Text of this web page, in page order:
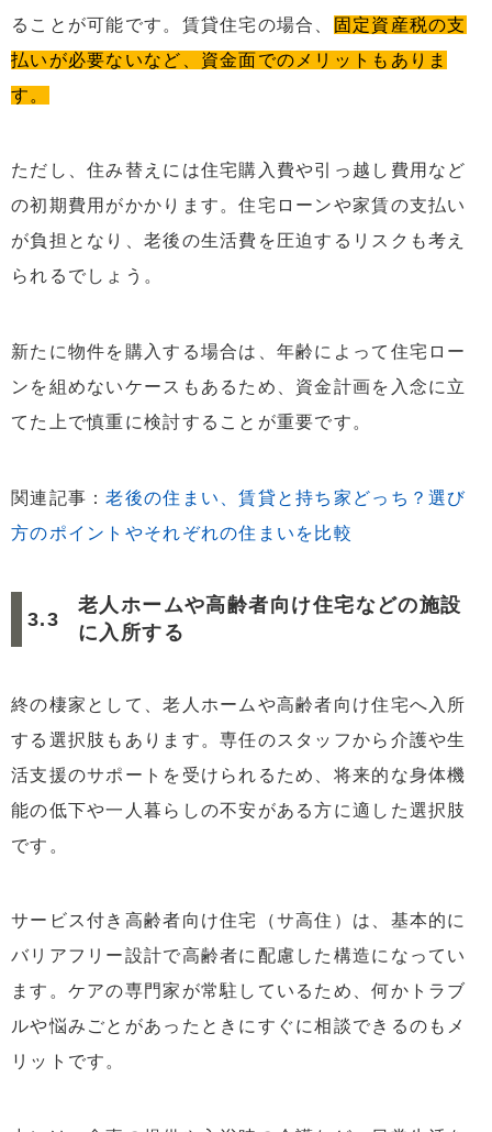
ることが可能です。賃貸住宅の場合、
固定資産税の支
払いが必要ないなど、資金面でのメリットもありま
す。
ただし、住み替えには住宅購入費や引っ越し費用など
の初期費用がかかります。住宅ローンや家賃の支払い
が負担となり、老後の生活費を圧迫するリスクも考え
られるでしょう。
新たに物件を購入する場合は、年齢によって住宅ロー
ンを組めないケースもあるため、資金計画を入念に立
てた上で慎重に検討することが重要です。
関連記事：老後の住まい、賃貸と持ち家どっち？選び
方のポイントやそれぞれの住まいを比較
老人ホームや高齢者向け住宅などの施設
に入所する
終の棲家として、老人ホームや高齢者向け住宅へ入所
する選択肢もあります。専任のスタッフから介護や生
活支援のサポートを受けられるため、将来的な身体機
能の低下や一人暮らしの不安がある方に適した選択肢
です。
サービス付き高齢者向け住宅（サ高住）は、基本的に
バリアフリー設計で高齢者に配慮した構造になってい
ます。ケアの専門家が常駐しているため、何かトラブ
ルや悩みごとがあったときにすぐに相談できるのもメ
リットです。